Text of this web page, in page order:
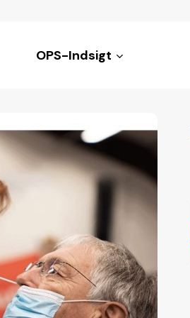
OPS-Indsigt